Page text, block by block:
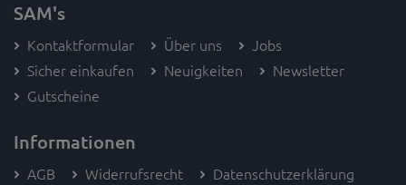
SAM's
Kontaktformular Über uns
Jobs
Sicher einkaufen
Neuigkeiten
Newsletter
Gutscheine
Informationen
AGB Widerrufsrecht
Datenschutzerklärung